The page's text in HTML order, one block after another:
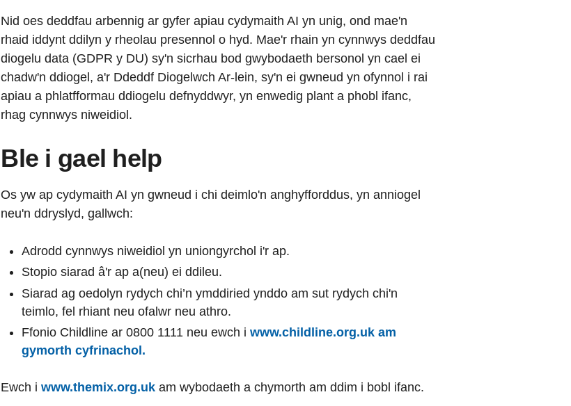
Nid oes deddfau arbennig ar gyfer apiau cydymaith AI yn unig, ond mae'n
rhaid iddynt ddilyn y rheolau presennol o hyd. Mae'r rhain yn cynnwys deddfau
diogelu data (GDPR y DU) sy'n sicrhau bod gwybodaeth bersonol yn cael ei
chadw'n ddiogel, a'r Ddeddf Diogelwch Ar-lein, sy'n ei gwneud yn ofynnol i rai
apiau a phlatfformau ddiogelu defnyddwyr, yn enwedig plant a phobl ifanc,
rhag cynnwys niweidiol.
Ble i gael help
Os yw ap cydymaith AI yn gwneud i chi deimlo'n anghyfforddus, yn anniogel
neu'n ddryslyd, gallwch:
Adrodd cynnwys niweidiol yn uniongyrchol i'r ap.
Stopio siarad â'r ap a(neu) ei ddileu.
Siarad ag oedolyn rydych chi’n ymddiried ynddo am sut rydych chi'n
teimlo, fel rhiant neu ofalwr neu athro.
Ffonio Childline ar 0800 1111 neu ewch iwww.childline.org.uk am
gymorth cyfrinachol.
Ewch iwww.themix.org.uk am wybodaeth a chymorth am ddim i bobl ifanc.